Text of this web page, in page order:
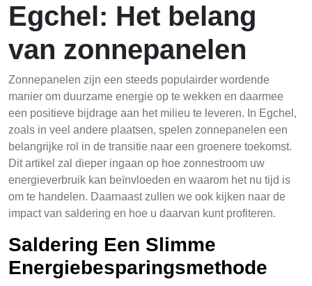
Egchel: Het belang
van zonnepanelen
Zonnepanelen zijn een steeds populairder wordende
manier om duurzame energie op te wekken en daarmee
een positieve bijdrage aan het milieu te leveren. In Egchel,
zoals in veel andere plaatsen, spelen zonnepanelen een
belangrijke rol in de transitie naar een groenere toekomst.
Dit artikel zal dieper ingaan op hoe zonnestroom uw
energieverbruik kan beïnvloeden en waarom het nu tijd is
om te handelen. Daarnaast zullen we ook kijken naar de
impact van saldering en hoe u daarvan kunt profiteren.
Saldering Een Slimme
Energiebesparingsmethode